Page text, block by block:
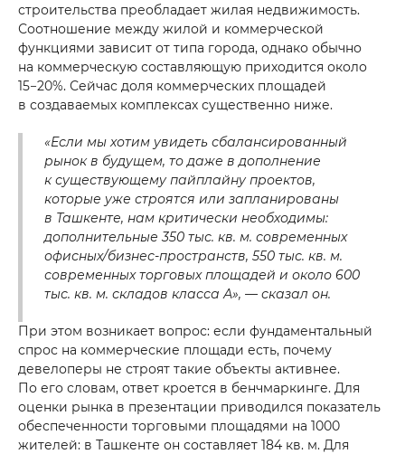
строительства преобладает жилая недвижимость.
Соотношение между жилой и коммерческой
функциями зависит от типа города, однако обычно
на коммерческую составляющую приходится около
15−20%. Сейчас доля коммерческих площадей
в создаваемых комплексах существенно ниже.
«Если мы хотим увидеть сбалансированный
рынок в будущем, то даже в дополнение
к существующему пайплайну проектов,
которые уже строятся или запланированы
в Ташкенте, нам критически необходимы:
дополнительные 350 тыс. кв. м. современных
офисных/бизнес-пространств, 550 тыс. кв. м.
современных торговых площадей и около 600
тыс. кв. м. складов класса А», — сказал он.
При этом возникает вопрос: если фундаментальный
спрос на коммерческие площади есть, почему
девелоперы не строят такие объекты активнее.
По его словам, ответ кроется в бенчмаркинге. Для
оценки рынка в презентации приводился показатель
обеспеченности торговыми площадями на 1000
жителей: в Ташкенте он составляет 184 кв. м. Для